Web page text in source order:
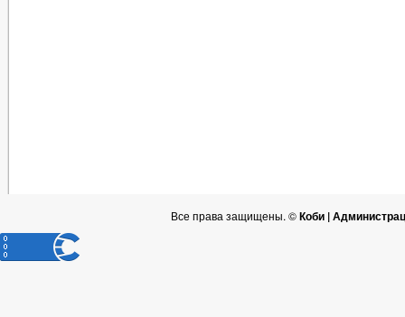
Все права защищены. ©Коби |